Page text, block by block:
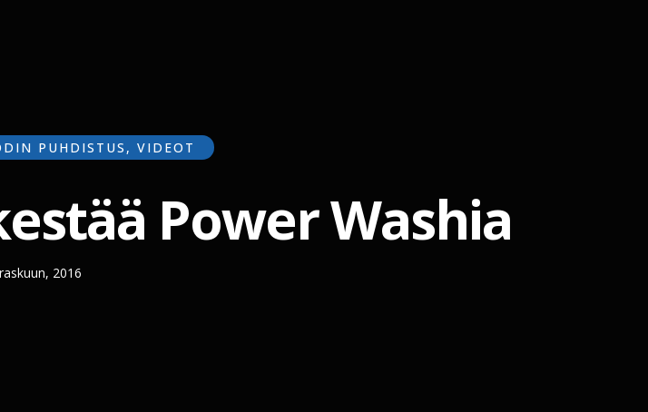
PUHDISTUS , VIDEOT
Power Washia
2016